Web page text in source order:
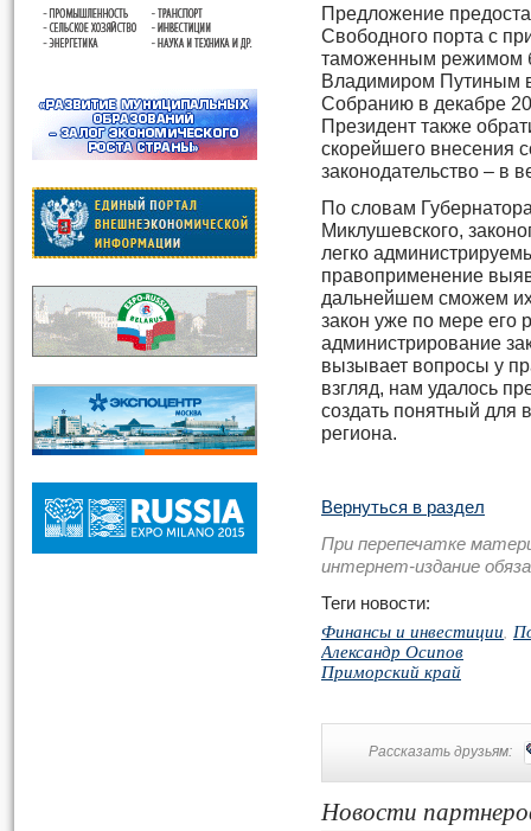
Предложение
Свободного порта с
таможенным режимом
Владимиром Путиным
Собранию в декабре
Президент также
скорейшего внесения
законодательство – в
По словам
Миклушевского,
легко
правоприменение
дальнейшем сможем их
закон уже по мере его
администрирование
вызывает вопросы у
взгляд, нам удалось
создать понятный для
региона.
Вернуться в раздел
При перепечатке
интернет-издание
Теги новости:
Финансы и инвестиции,
Александр Осипов
Приморский край
Рассказать друзьям:
Новости